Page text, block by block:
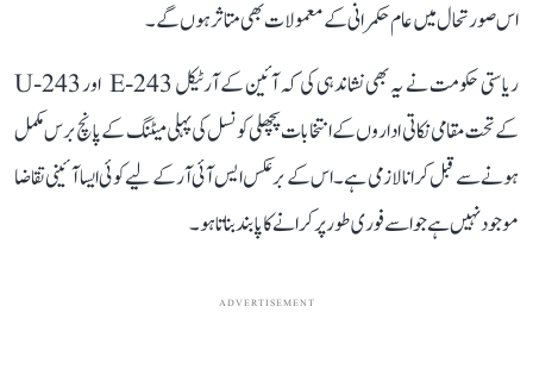
اس صورتحال میں عام حکمرانی کے معمولات بھی متاثر ہوں گے۔
ریاستی حکومت نے یہ بھی نشاندہی کی کہ آئین کے آرٹیکل 243-E اور 243-U
کے تحت مقامی نکاتی اداروں کے انتخابات پچھلی کونسل کی پہلی میٹنگ کے پانچ برس مکمل
ہونے سے قبل کرانا لازمی ہے۔ اس کے برعکس ایس آئی آر کے لیے کوئی ایسا آئینی تقاضا
موجود نہیں ہے جو اسے فوری طور پر کرانے کا پابند بناتا ہو۔
ADVERTISEMENT